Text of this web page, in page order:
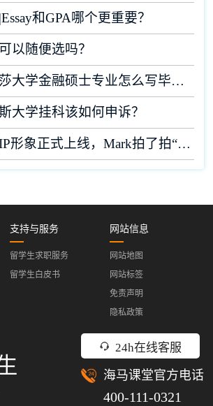
和GPA哪个更重要？
以随便选吗？
加拿大西蒙菲莎大学金融硕士专业怎么写毕业论文？
大学挂科该如何申诉？
海马中际集团IP形象正式上线，Mark拍了拍“你”！
24h在线客服
海马课堂官方电话
400-111-0321
支持与服务
留学生求职服务
留学生白皮书
网站信息
网站地图
网站标签
免责声明
隐私政策